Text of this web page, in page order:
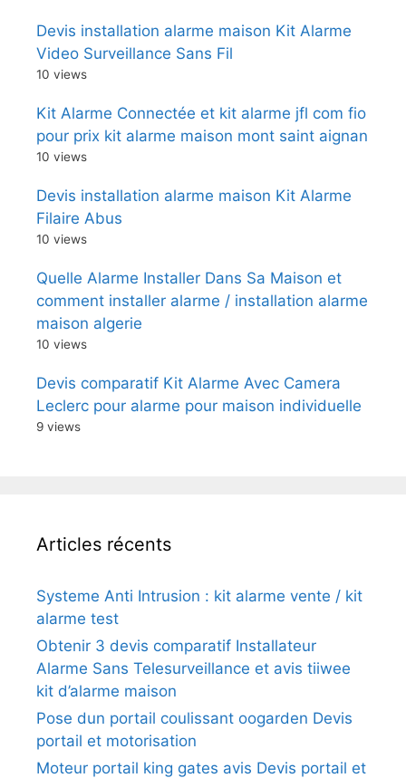
Devis installation alarme maison Kit Alarme
Video Surveillance Sans Fil
10 views
Kit Alarme Connectée et kit alarme jfl com fio
pour prix kit alarme maison mont saint aignan
10 views
Devis installation alarme maison Kit Alarme
Filaire Abus
10 views
Quelle Alarme Installer Dans Sa Maison et
comment installer alarme / installation alarme
maison algerie
10 views
Devis comparatif Kit Alarme Avec Camera
Leclerc pour alarme pour maison individuelle
9 views
Articles récents
Systeme Anti Intrusion : kit alarme vente / kit
alarme test
Obtenir 3 devis comparatif Installateur
Alarme Sans Telesurveillance et avis tiiwee
kit d’alarme maison
Pose dun portail coulissant oogarden Devis
portail et motorisation
Moteur portail king gates avis Devis portail et